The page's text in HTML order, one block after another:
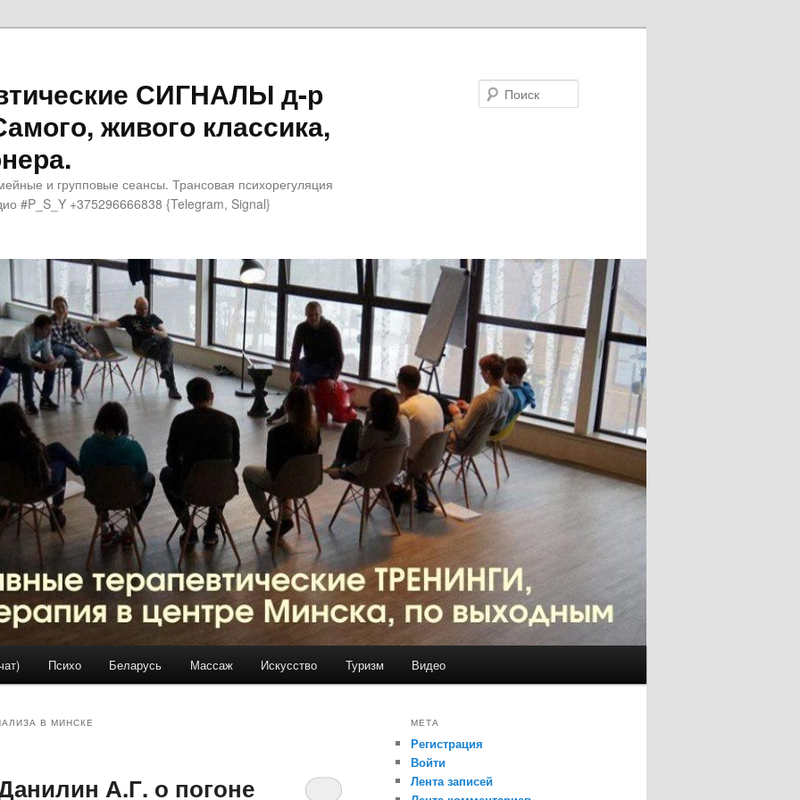
СИГНАЛЫ д-р
живого классика,
и групповые сеансы. Трансовая психорегуляция
#P_S_Y +375296666838 {Telegram, Signal}
Психо Беларусь Массаж Искусство Туризм Видео
В МИНСКЕ
А.Г. о погоне
МЕТА
Регистрация
Войти
Лента записей